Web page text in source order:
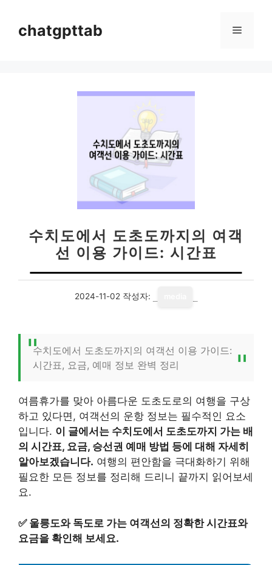
chatgpttab 메
수치도에서 도초도까지의 여객
선 이용 가이드: 시간표
2024-11-02 작성자:
수치도에서 도초도까지의 여객선 이용 가이드:
시간표, 요금, 예매 정보 완벽 정리
여름휴가를 맞아 아름다운 도초도로의 여행을 구상
하고 있다면, 여객선의 운항 정보는 필수적인 요소
입니다. 이 글에서는 수치도에서 도초도까지 가는 배
의 시간표, 요금, 승선권 예매 방법 등에 대해 자세히
알아보겠습니다. 여행의 편안함을 극대화하기 위해
필요한 모든 정보를 정리해 드리니 끝까지 읽어보세
요.
✅ 울릉도와 독도로 가는 여객선의 정확한 시간표와
요금을 확인해 보세요.